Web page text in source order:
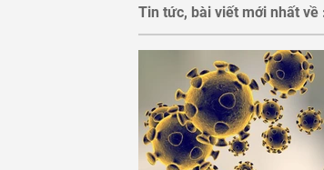
Tin tức, bài viết mới nhất về